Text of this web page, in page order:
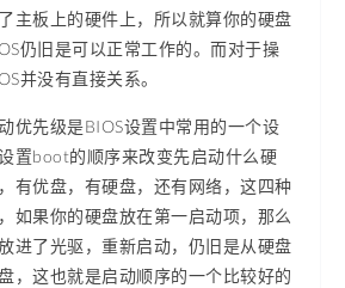
主板上的硬件上，所以就算你的硬盘
仍旧是可以正常工作的。而对于操
并没有直接关系。
优先级是BIOS设置中常用的一个设
置boot的顺序来改变先启动什么硬
有优盘，有硬盘，还有网络，这四种
如果你的硬盘放在第一启动项，那么
进了光驱，重新启动，仍旧是从硬盘
，这也就是启动顺序的一个比较好的